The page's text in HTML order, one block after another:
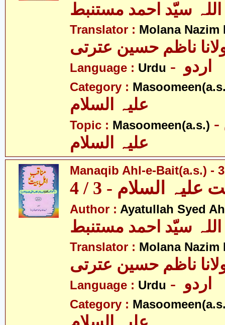
سیّد احمد مستنبط
Translator : Molana Nazim
ناظم حسین عترتی
Language : Urdu
Category :
Topic : Masoomeen(a.s.) - معصومین
علیہ السلام
Manaqib Ahl-e-Bait(a.s.) -
السلام - 3 / 4
Author : Ayatullah Syed
سیّد احمد مستنبط
Translator : Molana Nazim
ناظم حسین عترتی
Language : Urdu
Category :